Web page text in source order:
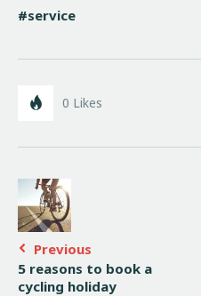
service
0 Likes
Previous
5 reasons to book a
cycling holiday